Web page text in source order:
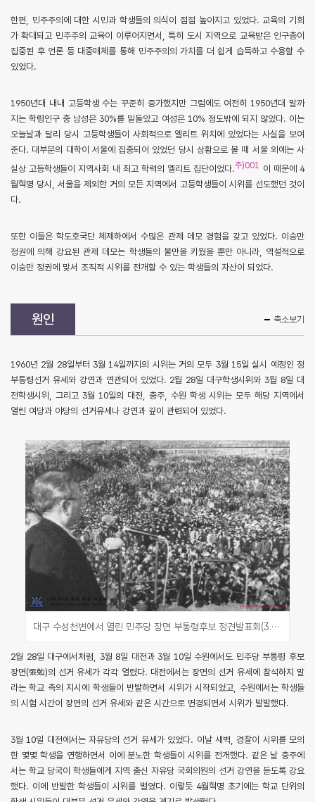
한편, 민주주의에 대한 시민과 학생들의 의식이 점점 높아지고 있었다. 교육의 기회
가 확대되고 민주주의 교육이 이루어지면서, 특히 도시 지역으로 교육받은 인구층이
집중된 후 언론 등 대중매체를 통해 민주주의의 가치를 더 쉽게 습득하고 수용할 수
있었다.
1950년대 내내 고등학생 수는 꾸준히 증가했지만 그럼에도 여전히 1950년대 말까
지는 학령인구 중 남성은 30%를 밑돌았고 여성은 10% 정도밖에 되지 않았다. 이는
오늘날과 달리 당시 고등학생들이 사회적으로 엘리트 위치에 있었다는 사실을 보여
준다. 대부분의 대학이 서울에 집중되어 있었던 당시 상황으로 볼 때 서울 외에는 사
실상 고등학생들이 지역사회 내 최고 학력의 엘리트 집단이었다.주)001 이 때문에 4
월혁명 당시, 서울을 제외한 거의 모든 지역에서 고등학생들이 시위를 선도했던 것이
다.
또한 이들은 학도호국단 체제하에서 수많은 관제 데모 경험을 갖고 있었다. 이승만
정권에 의해 강요된 관제 데모는 학생들의 불만을 키웠을 뿐만 아니라, 역설적으로
이승만 정권에 맞서 조직적 시위를 전개할 수 있는 학생들의 자산이 되었다.
원인 축소보기
1960년 2월 28일부터 3월 14일까지의 시위는 거의 모두 3월 15일 실시 예정인 정
부통령선거 유세와 강연과 연관되어 있었다. 2월 28일 대구학생시위와 3월 8일 대
전학생시위, 그리고 3월 10일의 대전, 충주, 수원 학생 시위는 모두 해당 지역에서
열린 여당과 야당의 선거유세나 강연과 깊이 관련되어 있었다.
대구 수성천변에서 열린 민주당 장면 부통령후보 정견발표회(3.15의거기념사업회, 민주화운동기념사업회)
2월 28일 대구에서처럼, 3월 8일 대전과 3월 10일 수원에서도 민주당 부통령 후보
장면(張勉)의 선거 유세가 각각 열렸다. 대전에서는 장면의 선거 유세에 참석하지 말
라는 학교 측의 지시에 학생들이 반발하면서 시위가 시작되었고, 수원에서는 학생들
의 시험 시간이 장면의 선거 유세와 같은 시간으로 변경되면서 시위가 발발했다.
3월 10일 대전에서는 자유당의 선거 유세가 있었다. 이날 새벽, 경찰이 시위를 모의
한 몇몇 학생을 연행하면서 이에 분노한 학생들이 시위를 전개했다. 같은 날 충주에
서는 학교 당국이 학생들에게 지역 출신 자유당 국회의원의 선거 강연을 듣도록 강요
했다. 이에 반발한 학생들이 시위를 벌였다. 이렇듯 4월혁명 초기에는 학교 단위의